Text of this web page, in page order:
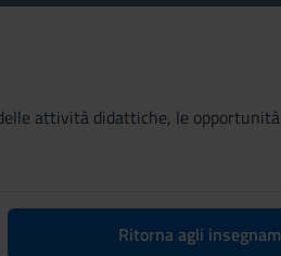
attività didattiche, le
Ritorna agli